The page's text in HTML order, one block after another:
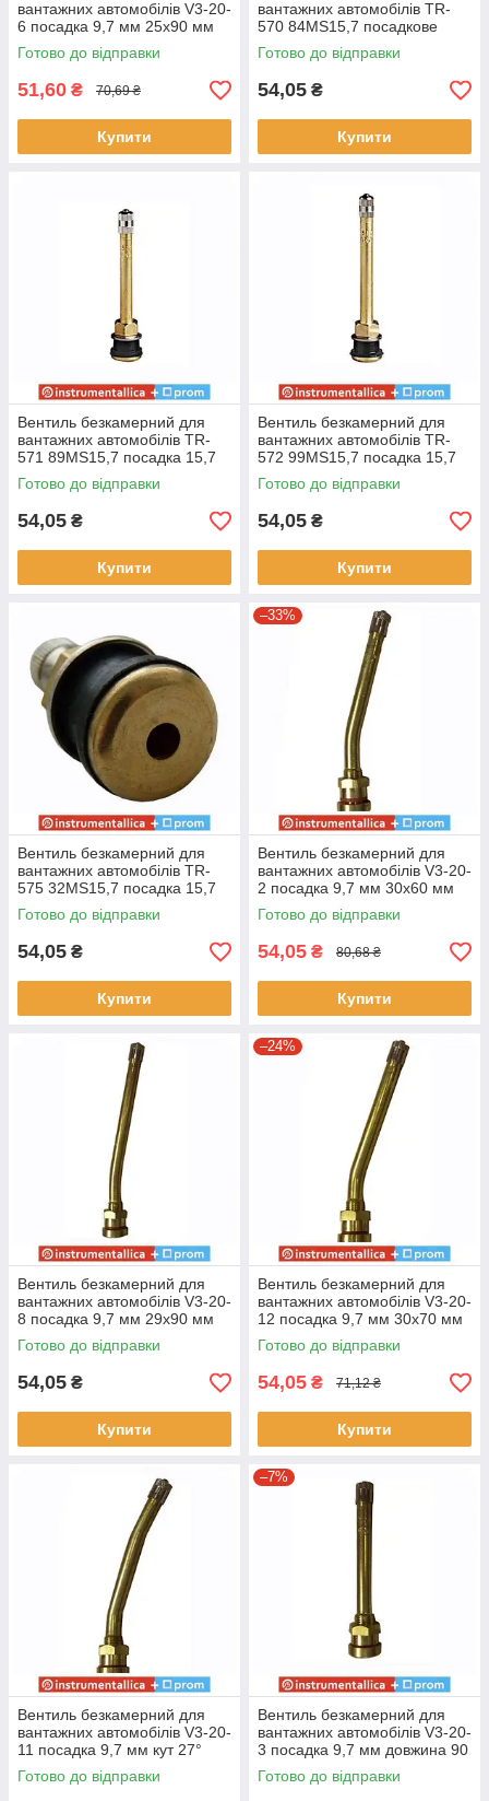
вантажних автомобілів V3-20-
6 посадка 9,7 мм 25х90 мм
кут 27° довжина 115 мм
Готово до відправки
51,60 ₴ 70,69 ₴
Купити
вантажних автомобілів TR-
570 84MS15,7 посадкове
місце 15,7 мм довжина 80 мм
Готово до відправки
54,05 ₴
Купити
Вентиль безкамерний для
вантажних автомобілів TR-
571 89MS15,7 посадка 15,7
мм довжина 86 мм
Готово до відправки
54,05 ₴
Купити
Вентиль безкамерний для
вантажних автомобілів TR-
572 99MS15,7 посадка 15,7
мм довжина 96 мм
Готово до відправки
54,05 ₴
Купити
Вентиль безкамерний для
вантажних автомобілів TR-
575 32MS15,7 посадка 15,7
мм довжина 29 мм
Готово до відправки
54,05 ₴
Купити
–33%
Вентиль безкамерний для
вантажних автомобілів V3-20-
2 посадка 9,7 мм 30х60 мм
кут 17° довжина 90 мм
Готово до відправки
54,05 ₴ 80,68 ₴
Купити
Вентиль безкамерний для
вантажних автомобілів V3-20-
8 посадка 9,7 мм 29х90 мм
кут 12° довжина 119 мм
Готово до відправки
54,05 ₴
Купити
–24%
Вентиль безкамерний для
вантажних автомобілів V3-20-
12 посадка 9,7 мм 30х70 мм
кут 27° довжина 100 мм
Готово до відправки
54,05 ₴ 71,12 ₴
Купити
Вентиль безкамерний для
вантажних автомобілів V3-20-
11 посадка 9,7 мм кут 27°
довжина 100 мм
Готово до відправки
–7%
Вентиль безкамерний для
вантажних автомобілів V3-20-
3 посадка 9,7 мм довжина 90
мм
Готово до відправки